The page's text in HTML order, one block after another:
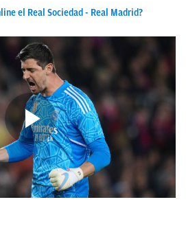
el Real Sociedad - Real Madrid?